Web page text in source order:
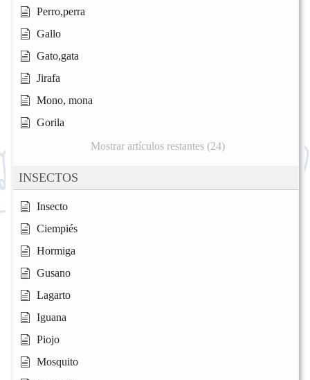
Perro,perra
Gallo
Gato,gata
Jirafa
Mono, mona
Gorila
Mostrar artículos restantes (24)
INSECTOS
Insecto
Ciempiés
Hormiga
Gusano
Lagarto
Iguana
Piojo
Mosquito